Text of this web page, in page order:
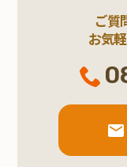
ご質
お気